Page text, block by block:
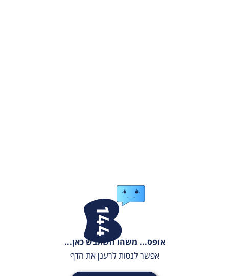
אופס... משהו השתבש כאן...
אפשר לנסות לרענן את הדף